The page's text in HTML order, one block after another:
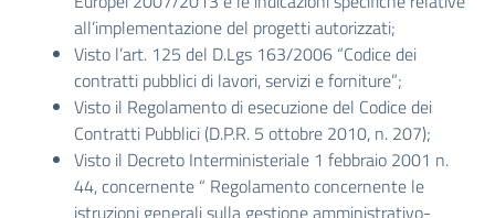
all’implementazione del progetti autorizzati;
Visto l’art. 125 del D.Lgs 163/2006 “Codice dei
contratti pubblici di lavori, servizi e forniture”;
Visto il Regolamento di esecuzione del Codice dei
Contratti Pubblici (D.P.R. 5 ottobre 2010, n. 207);
Visto il Decreto Interministeriale 1 febbraio 2001 n.
44, concernente “ Regolamento concernente le
istruzioni generali sulla gestione amministrativo-